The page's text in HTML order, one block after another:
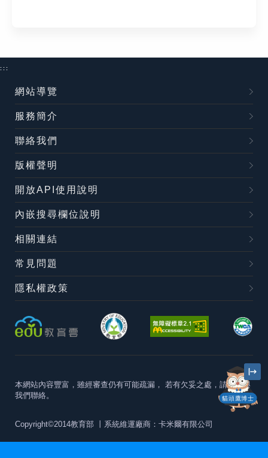
貓頭鷹博士
:::
網站導覽
服務簡介
聯絡我們
版權聲明
開放API使用說明
內嵌搜尋欄位說明
相關連結
常見問題
隱私權政策
本網站內容豐富，雖經審查仍有可能疏漏， 若有欠妥之處，請隨時與
我們聯絡。
Copyright©2014教育部 丨系統維運廠商：卡米爾有限公司